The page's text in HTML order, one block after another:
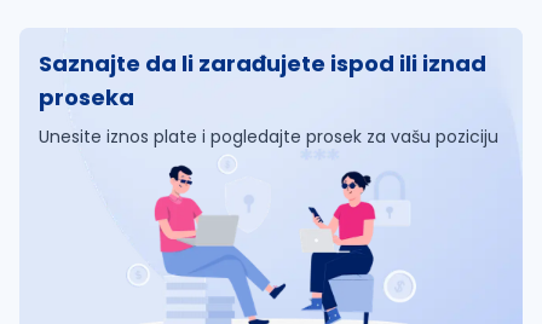
Saznajte da li zarađujete ispod ili iznad
proseka
Unesite iznos plate i pogledajte prosek za vašu poziciju